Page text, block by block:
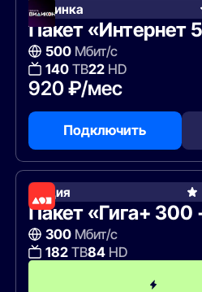
Новинка
Пакет «Интернет
500Мбит/с
140ТВ22HD
920 ₽/мес
Подключить
Акция
Пакет «Гига+ 300
300Мбит/с
182ТВ84HD